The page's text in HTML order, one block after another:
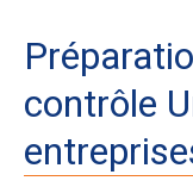
contrôle